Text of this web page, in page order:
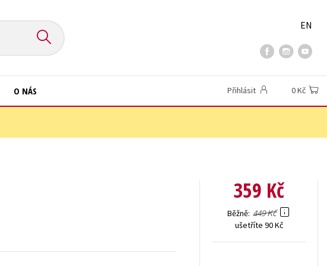
EN
O NÁS Přihlásit 0 Kč
359 Kč
Běžně 449 Kč
ušetříte 90 Kč